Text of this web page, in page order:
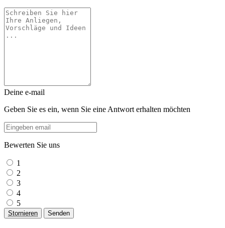
Deine e-mail
Geben Sie es ein, wenn Sie eine Antwort erhalten möchten
Bewerten Sie uns
1
2
3
4
5
Stornieren Senden